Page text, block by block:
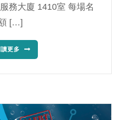
務大廈 1410室 每場名
[…]
讀更多